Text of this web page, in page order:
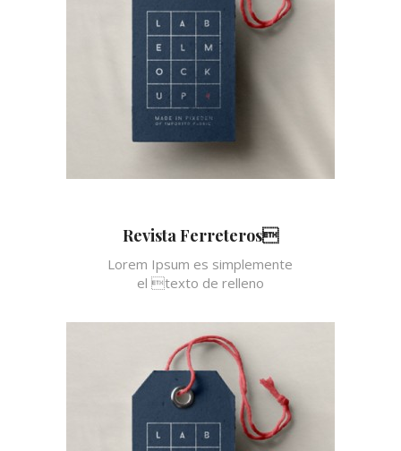
Revista Ferreteros
Lorem Ipsum es simplemente
el texto de relleno